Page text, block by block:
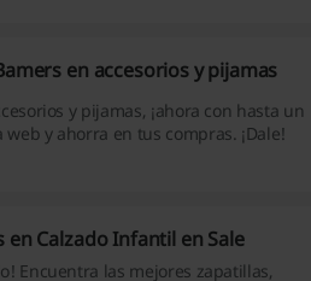
en accesorios y pijamas
y pijamas, ¡ahora con hasta un
y ahorra en tus compras. ¡Dale!
en Calzado Infantil en Sale
Encuentra las mejores zapatillas,